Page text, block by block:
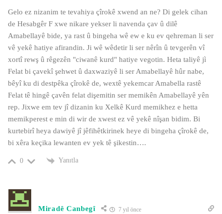
Gelo ez nizanim te tevahiya çîrokê xwend an ne? Di gelek cihan
de Hesabgêr F xwe nikare yekser li navenda çav û dilê
Amabellayê bide, ya rast û bingeha wê ew e ku ev qehreman li ser
vê yekê hatiye afirandin. Ji wê wêdetir li ser nêrîn û tevgerên vî
xortî rewş û rêgezên "ciwanê kurd" hatiye vegotin. Heta taliyê jì
Felat bi çavekî şehwet û daxwaziyê li ser Amabellayê hûr nabe,
bêyî ku di destpêka çîrokê de, wextê yekemcar Amabella rastê
Felat tê hingê çavên felat dişemitin ser memikên Amabellayê yên
rep. Jixwe em tev jî dizanin ku Xelkê Kurd memikhez e hetta
memikperest e min di wir de xwest ez vê yekê nîşan bidim. Bi
kurtebirî heya dawiyê jî jêfihêtkirinek heye di bingeha çîrokê de,
bi xêra keçika lewanten ev yek tê şikestin….
0 Yanıtla
Miradê Canbegî 7 yıl önce